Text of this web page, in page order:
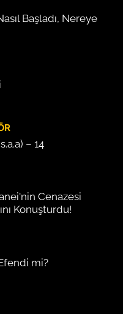
Başladı, Nereye
– 14
Cenazesi
Konuşturdu!
mi?